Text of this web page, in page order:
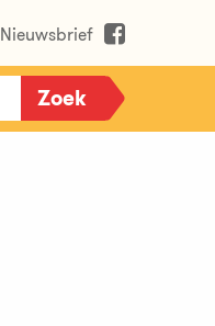
Nieuwsbrief